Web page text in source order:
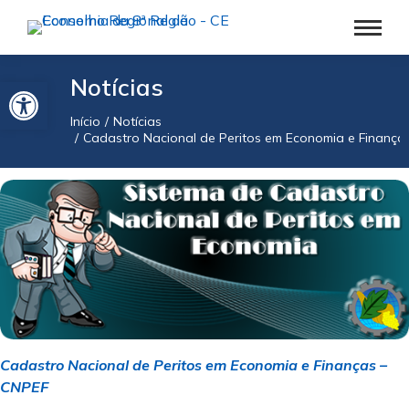
Barra de Ferramentas AbertaNotícias
Você está aqui:
Início
Notícias
Cadastro Nacional de Peritos em Economia e
Cadastro Nacional de Peritos em Economia e Finanças –
CNPEF